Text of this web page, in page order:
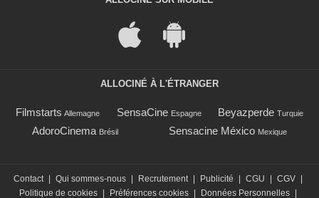
ALLOCINÉ À L'ÉTRANGER
Filmstarts Allemagne SensaCine Espagne Beyazperde Turquie
AdoroCinema Brésil Sensacine México Mexique
Contact Qui sommes-nous Recrutement Publicité CGU CGV
Politique de cookies
Préférences cookies Données Personnelles